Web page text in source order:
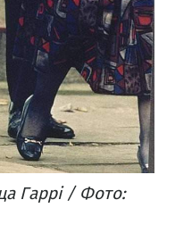
Гаррі / Фото: